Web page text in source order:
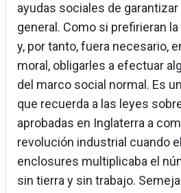
ayudas sociales de
general. Como si prefirieran
y, por tanto, fuera necesario,
moral, obligarles a efectuar
del marco social normal. Es
que recuerda a las leyes
aprobadas en Inglaterra a
revolución industrial cuando
enclosures multiplicaba el
sin tierra y sin trabajo.